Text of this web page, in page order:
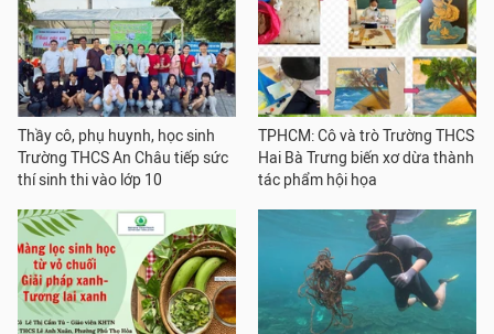
Thầy cô, phụ huynh, học sinh
Trường THCS An Châu tiếp sức
thí sinh thi vào lớp 10
TPHCM: Cô và trò Trường THCS
Hai Bà Trưng biến xơ dừa thành
tác phẩm hội họa